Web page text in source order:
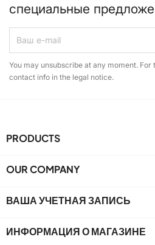
специальные
You may unsubscribe at any moment. For
contact info in the legal notice.
PRODUCTS
OUR COMPANY
ВАША УЧЕТНАЯ ЗАПИСЬ
ИНФОРМАЦИЯ О МАГАЗИНЕ